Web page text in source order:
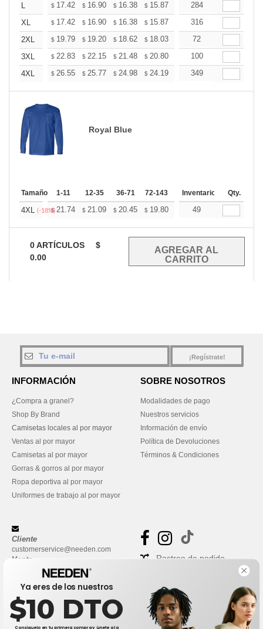
L
$ 17.42 $ 16.90 $ 16.38 $ 15.87 15.35
284
XL
$ 17.42 $ 16.90 $ 16.38 $ 15.87 15.35
316
2XL
$ 19.79 $ 19.20 $ 18.62 $ 18.03 17.45
72
3XL
$ 22.83 $ 22.15 $ 21.48 $ 20.80 20.12
100
4XL
$ 26.55 $ 25.77 $ 24.98 $ 24.19 23.41
349
Royal Blue
Tamaño 1-11 12-35 36-71 72-143 144-287 288 +
Inventario Qty.
4XL (-18%)
$21.74 $ 21.09 $ 20.45 $ 19.80 19.16
49
0ARTÍCULOS
$
0.00
¡Regístrate!
INFORMACIÓN
¿Compra a granel?
Shop By Brand
Camisetas locales al por mayor
Ventas al por mayor
Camisetas al por mayor
Gorras & gorros al por mayor
Ropa deportiva al por mayor
Uniformes de trabajo al por mayor
SOBRE NOSOTROS
Modalidades de pago
Nuestros servicios
Información de envío
Política de Devoluciones
Términos & Condiciones
Cliente
customerservice@needen.com
Venta
sales@needen.com
Rastreo de pedido
Ya eres de los nuestros
$10 DTO
Consíguelo en tu primera compra y únete a la